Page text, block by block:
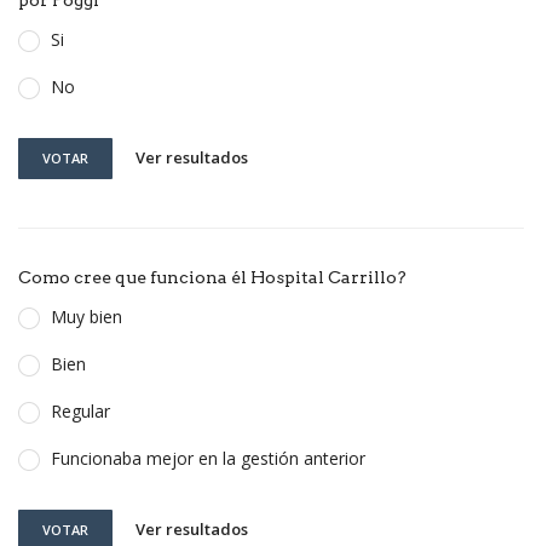
Si
No
VOTAR Ver resultados
Como cree que funciona él Hospital Carrillo?
Muy bien
Bien
Regular
Funcionaba mejor en la gestión anterior
VOTAR Ver resultados